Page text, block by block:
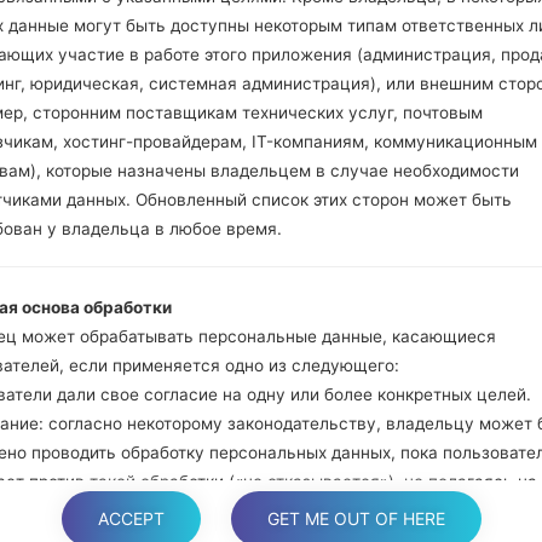
Нажмите и
громкости.
кабель.
Нажмите и
и домой.
Подключите
уменьшение звука и
появится на экране.
Укажите только
В конце нажмите
перезагрузится и
данные могут быть доступны некоторым типам ответственных
участие в работе этого приложения (администрация,
юридическая, системная администрация), или внешним
сторонним поставщикам технических услуг, почтовым
хостинг-провайдерам, IT-компаниям, коммуникационным
которые назначены владельцем в случае необходимости
данных. Обновленный список этих сторон может быть
у владельца в любое время.
основа обработки
может обрабатывать персональные данные, касающиеся
если применяется одно из следующего:
дали свое согласие на одну или более конкретных целей.
согласно некоторому законодательству, владельцу может
проводить обработку персональных данных, пока
против такой обработки («не отказывается»), не полагаясь на
или любое другое из следующих правовых оснований. Это,
ACCEPT GET ME OUT OF HERE